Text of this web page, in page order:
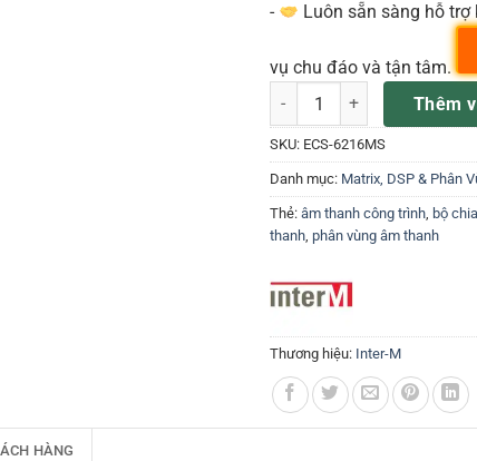
-
Luôn sẵn sàng hỗ
vụ chu đáo và tận tâm.
INTER-M ECS-6216MS Bộ
Thêm
SKU: ECS-6216MS
Danh mục: Matrix, DSP & Phân
Thẻ: âm thanh công trình, bộ
thanh, phân vùng âm thanh
Thương hiệu: Inter-M
HÀNG